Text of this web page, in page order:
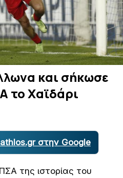
και σήκωσε
το Χαϊδάρι
στην Google
της ιστορίας του